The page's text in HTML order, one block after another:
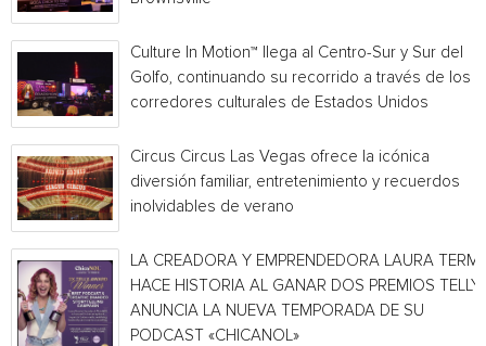
Culture In Motion™ llega al Centro-Sur y Sur del
Golfo, continuando su recorrido a través de los
corredores culturales de Estados Unidos
Circus Circus Las Vegas ofrece la icónica
diversión familiar, entretenimiento y recuerdos
inolvidables de verano
LA CREADORA Y EMPRENDEDORA LAURA
HACE HISTORIA AL GANAR DOS PREMIOS TELLY
ANUNCIA LA NUEVA TEMPORADA DE SU
PODCAST «CHICANOL»